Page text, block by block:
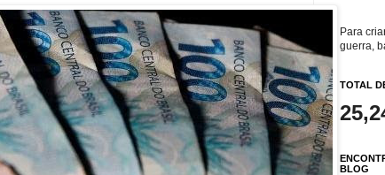
Para
guerra,
TOTAL
BLOG